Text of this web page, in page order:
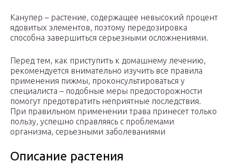
Канупер – растение, содержащее невысокий процент
ядовитых элементов, поэтому передозировка
способна завершиться серьезными осложнениями.
Перед тем, как приступить к домашнему лечению,
рекомендуется внимательно изучить все правила
применения пижмы, проконсультироваться у
специалиста – подобные меры предосторожности
помогут предотвратить неприятные последствия.
При правильном применении трава принесет только
пользу, успешно справляясь с проблемами
организма, серьезными заболеваниями
Описание растения